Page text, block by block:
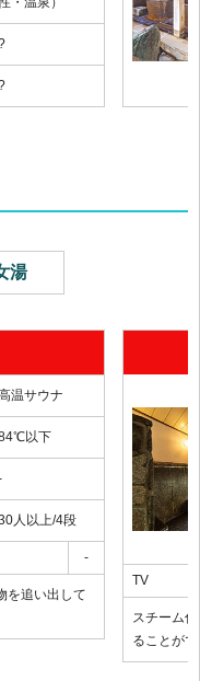
湯
温サウナ
以下
人以上/4段
-
を追い出して
TV
スチーム
ることが